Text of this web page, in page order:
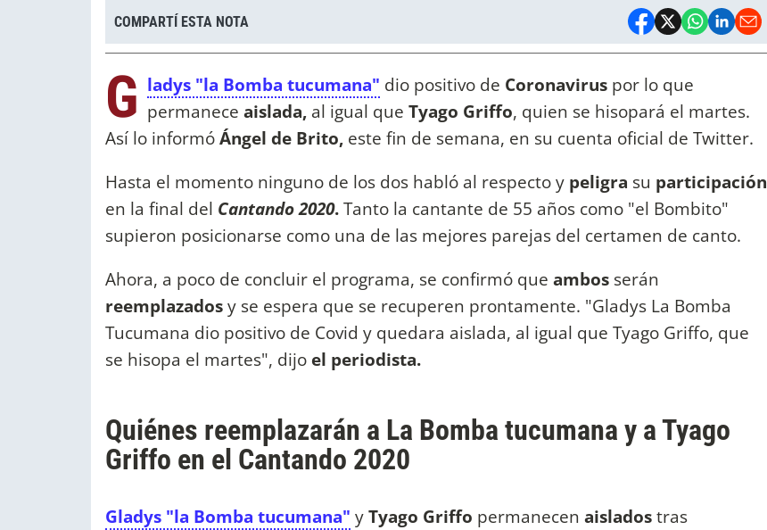
COMPARTÍ ESTA NOTA
G ladys "la Bomba tucumana" dio positivo de Coronavirus por lo que
permanece aislada, al igual que Tyago Griffo, quien se hisopará el martes.
Así lo informóÁngel de Brito, este fin de semana, en su cuenta oficial de Twitter.
Hasta el momento ninguno de los dos habló al respecto y peligra su participación
en la final del Cantando 2020.Tanto la cantante de 55 años como "el Bombito"
supieron posicionarse como una de las mejores parejas del certamen de canto.
Ahora, a poco de concluir el programa, se confirmó que ambos serán
reemplazadosy se espera que se recuperen prontamente. "Gladys La Bomba
Tucumana dio positivo de Covid y quedara aislada, al igual que Tyago Griffo, que
se hisopa el martes", dijo el periodista.
Quiénes reemplazarán a La Bomba tucumana y a Tyago
Griffo en el Cantando 2020
Gladys "la Bomba tucumana" yTyago Griffo permanecen aisladostras